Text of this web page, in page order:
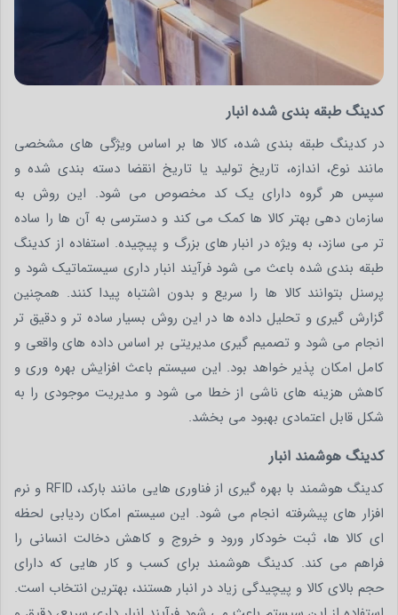
کدینگ طبقه بندی شده انبار
در کدینگ طبقه بندی شده، کالا ها بر اساس ویژگی های مشخصی
مانند نوع، اندازه، تاریخ تولید یا تاریخ انقضا دسته بندی شده و
سپس هر گروه دارای یک کد مخصوص می شود. این روش به
سازمان دهی بهتر کالا ها کمک می کند و دسترسی به آن ها را ساده
تر می سازد، به ویژه در انبار های بزرگ و پیچیده. استفاده از کدینگ
طبقه بندی شده باعث می شود فرآیند انبار داری سیستماتیک شود و
پرسنل بتوانند کالا ها را سریع و بدون اشتباه پیدا کنند. همچنین
گزارش گیری و تحلیل داده ها در این روش بسیار ساده تر و دقیق تر
انجام می شود و تصمیم گیری مدیریتی بر اساس داده های واقعی و
کامل امکان پذیر خواهد بود. این سیستم باعث افزایش بهره وری و
کاهش هزینه های ناشی از خطا می شود و مدیریت موجودی را به
شکل قابل اعتمادی بهبود می بخشد.
کدینگ هوشمند انبار
کدینگ هوشمند با بهره گیری از فناوری هایی مانند بارکد، RFID و نرم
افزار های پیشرفته انجام می شود. این سیستم امکان ردیابی لحظه
ای کالا ها، ثبت خودکار ورود و خروج و کاهش دخالت انسانی را
فراهم می کند. کدینگ هوشمند برای کسب و کار هایی که دارای
حجم بالای کالا و پیچیدگی زیاد در انبار هستند، بهترین انتخاب است.